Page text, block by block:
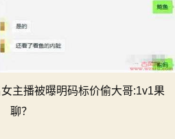
主播被曝明码标价偷大哥:1v1果
聊？